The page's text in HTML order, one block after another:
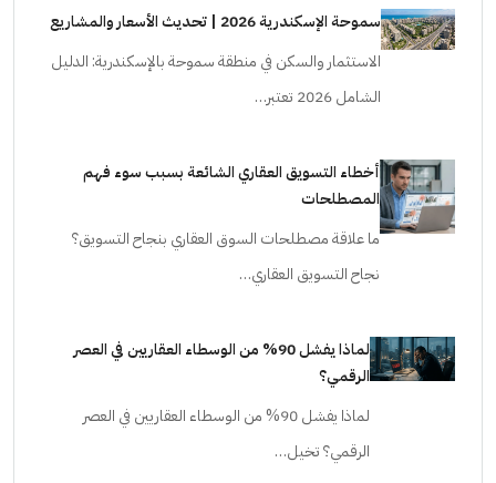
سموحة الإسكندرية 2026 | تحديث الأسعار والمشاريع
الاستثمار والسكن في منطقة سموحة بالإسكندرية: الدليل
أخطاء التسويق العقاري الشائعة بسبب سوء فهم
المصطلحات
ما علاقة مصطلحات السوق العقاري بنجاح التسويق؟
الرقمي؟